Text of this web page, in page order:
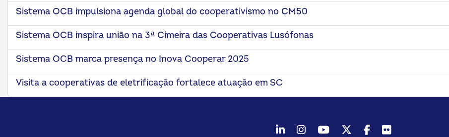
Sistema OCB impulsiona agenda global do cooperativismo no CM50
Sistema OCB inspira união na 3ª Cimeira das Cooperativas Lusófonas
Sistema OCB marca presença no Inova Cooperar 2025
Visita a cooperativas de eletrificação fortalece atuação em SC
LinkedInInstagram
YoutubeTwitter/X
Facebook
Flickr